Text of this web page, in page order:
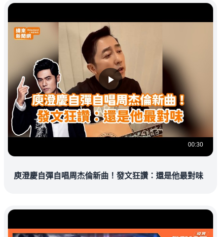
00:30
庾澄慶自彈自唱周杰倫新曲！發文狂讚：還是他最對味